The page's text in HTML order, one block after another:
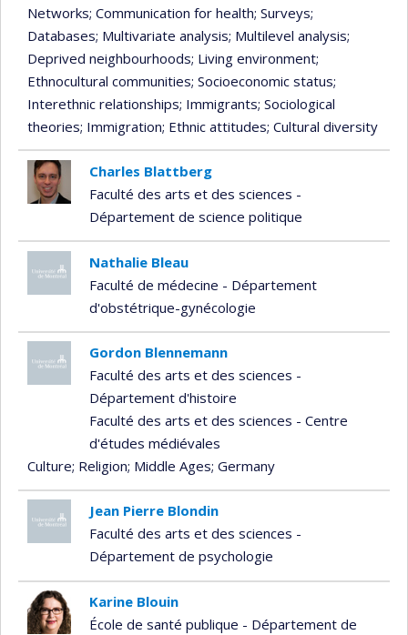
Networks; Communication for health; Surveys;
Databases; Multivariate analysis; Multilevel analysis;
Deprived neighbourhoods; Living environment;
Ethnocultural communities; Socioeconomic status;
Interethnic relationships; Immigrants; Sociological
theories; Immigration; Ethnic attitudes; Cultural diversity
Charles Blattberg
Faculté des arts et des sciences -
Département de science politique
Nathalie Bleau
Faculté de médecine - Département
d'obstétrique-gynécologie
Gordon Blennemann
Faculté des arts et des sciences -
Département d'histoire
Faculté des arts et des sciences - Centre
d'études médiévales
Culture; Religion; Middle Ages; Germany
Jean Pierre Blondin
Faculté des arts et des sciences -
Département de psychologie
Karine Blouin
École de santé publique - Département de